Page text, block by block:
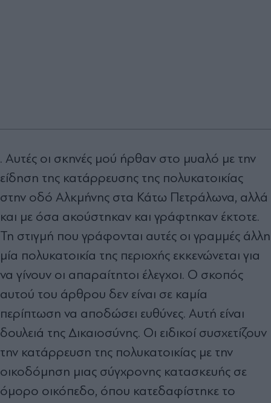
. Αυτές οι σκηνές µού ήρθαν στο µυαλό µε την
είδηση της κατάρρευσης της πολυκατοικίας
στην οδό Αλκµήνης στα Κάτω Πετράλωνα, αλλά
και µε όσα ακούστηκαν και γράφτηκαν έκτοτε.
Τη στιγµή που γράφονται αυτές οι γραµµές άλλη
µία πολυκατοικία της περιοχής εκκενώνεται για
να γίνουν οι απαραίτητοι έλεγχοι. Ο σκοπός
αυτού του άρθρου δεν είναι σε καµία
περίπτωση να αποδώσει ευθύνες. Αυτή είναι
δουλειά της ∆ικαιοσύνης. Οι ειδικοί συσχετίζουν
την κατάρρευση της πολυκατοικίας µε την
οικοδόµηση µιας σύγχρονης κατασκευής σε
όµορο οικόπεδο, όπου κατεδαφίστηκε το